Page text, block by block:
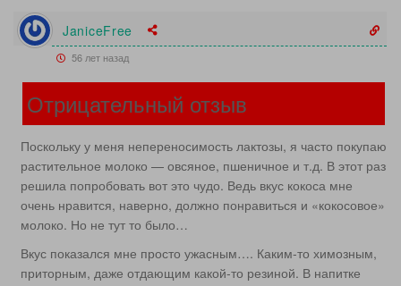
JaniceFree
56 лет назад
Отрицательный отзыв
Поскольку у меня непереносимость лактозы, я часто покупаю
растительное молоко — овсяное, пшеничное и т.д. В этот раз
решила попробовать вот это чудо. Ведь вкус кокоса мне
очень нравится, наверно, должно понравиться и «кокосовое»
молоко. Но не тут то было…
Вкус показался мне просто ужасным…. Каким-то химозным,
приторным, даже отдающим какой-то резиной. В напитке